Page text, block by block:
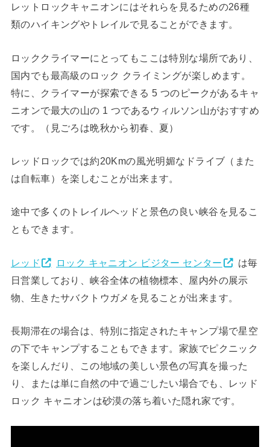
レットロックキャニオンにはそれらを見るための26種
類のハイキングやトレイルで見ることができます。
ロッククライマーにとってもここは特別な場所であり、
国内でも最高級のロック クライミングが楽しめます。
特に、クライマーが探索できる 5 つのピークがあるキャ
ニオンで最大の山の 1 つであるウィルソン山がおすすめ
です。（見ごろは晩秋から初春、夏）
レッドロックでは約20Kmの風光明媚なドライブ（また
は自転車）を楽しむことが出来ます。
途中で多くのトレイルヘッドと景色の良い峡谷を見るこ
ともできます。
レッド ロック キャニオン ビジター センター
は毎
日営業しており、峡谷全体の植物標本、屋内外の展示
物、生きたサバクトウガメを見ることが出来ます。
長期滞在の場合は、特別に指定されたキャンプ場で星空
の下でキャンプすることもできます。家族でピクニック
を楽しんだり、この地域の美しい景色の写真を撮った
り、または単に自然の中で過ごしたい場合でも、レッド
ロック キャニオンは砂漠の落ち着いた隠れ家です。